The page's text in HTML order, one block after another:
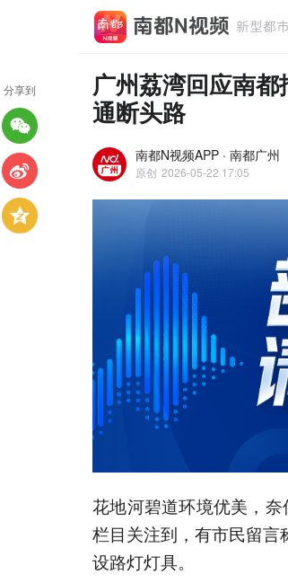
广州荔湾回应南
通断头路
南都N视频APP · 南都广州
原创 2026-05-22 17:05
花地河碧道环境优美，
栏目关注到，有市民留
设路灯灯具。
分享到